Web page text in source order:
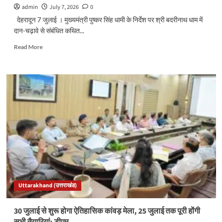
admin July 7, 2026
0
देहरादून 7 जुलाई । मुख्यमंत्री पुष्कर सिंह धामी के निर्देश पर श्री बदरीनाथ धाम में
दान-चढ़ावे से संबंधित कथित...
Read MoreRead
बदरीनाथ
धाम
में
दान-
की
शिकायतों
की
जांच
को
उच्चस्तरीय
समिति
गठित…
Uttarakhand (उत्तराखंड)
30 जुलाई से शुरू होगा ऐतिहासिक कांवड़ मेला, 25 जुलाई तक पूरी होंगी